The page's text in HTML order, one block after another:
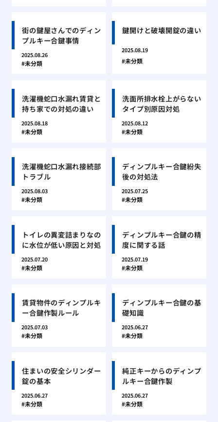
街の鍵屋さんでのディン
プルキー合鍵事情
2025.08.26
未分類
鍵開けと破壊開錠の違い
2025.08.19
未分類
洗濯機蛇口水漏れ賃貸と
持ち家での対処の違い
2025.08.18
未分類
洗面所排水栓上がらない
タイプ別原因対処
2025.08.12
未分類
洗濯機蛇口水漏れ接続部
トラブル
2025.08.03
未分類
ディンプルキー合鍵紛失
後の対処法
2025.07.25
未分類
トイレの異変詰まりなの
に水位が低い原因と対処
2025.07.20
未分類
ディンプルキー合鍵の精
度に関する話
2025.07.19
未分類
賃貸物件のディンプルキ
ー合鍵作製ルール
2025.07.03
未分類
ディンプルキー合鍵の基
礎知識
2025.06.27
未分類
住まいの安全シリンダー
錠の基本
2025.06.27
未分類
純正キーからのディンプ
ルキー合鍵作製
2025.06.27
未分類